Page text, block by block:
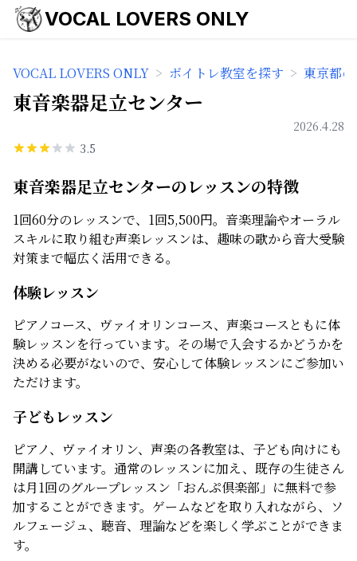
VOCAL LOVERS ONLY
VOCAL LOVERS ONLY > ボイトレ教室を探す > 東京都
東音楽器足立センター
2026.4.28
3.5
東音楽器足立センターのレッスンの特徴
1回60分のレッスンで、1回5,500円。音楽理論やオーラル
スキルに取り組む声楽レッスンは、趣味の歌から音大受験
対策まで幅広く活用できる。
体験レッスン
ピアノコース、ヴァイオリンコース、声楽コースともに体
験レッスンを行っています。その場で入会するかどうかを
決める必要がないので、安心して体験レッスンにご参加い
ただけます。
子どもレッスン
ピアノ、ヴァイオリン、声楽の各教室は、子ども向けにも
開講しています。通常のレッスンに加え、既存の生徒さん
は月1回のグループレッスン「おんぷ倶楽部」に無料で参
加することができます。ゲームなどを取り入れながら、ソ
ルフェージュ、聴音、理論などを楽しく学ぶことができま
す。